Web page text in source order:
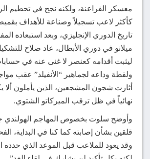
معسكر الفراعنة، ولكنه نجح في تحطيم
كأكثر لاعب تسجيلاً وصناعة للأهداف
تاريخ الدوري الإنجليزي، وبعد استبعاده
ميلانو في دوري الأبطال، عاد صلاح
ليثبت أقدامه كعنصر لا غنى عنه في
ولقطة وداعه لجماهير “الأنفيلد” عقب
أثارت شجون المشجعين، الذين يأملون ألا
نهائياً في ظل ترقب الميركاتو الشتوي.
وأوضح سلوت بخصوص المهاجم الهولندي
قلقين بشأن إصابته كما كنا في البداية،
وقد يعود للملاعب قبل الموعد الذي حدده